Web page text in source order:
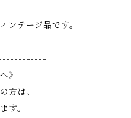
ンテージ品です。
》
方は、
す。